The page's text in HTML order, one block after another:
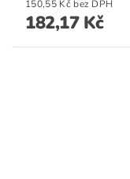
150,55 Kč bez DPH
182,17 Kč